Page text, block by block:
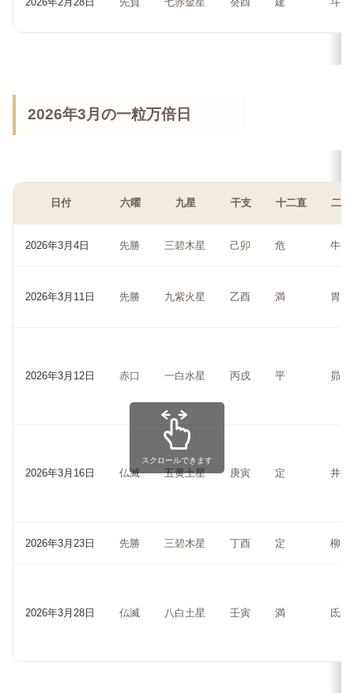
2026年3月の一粒万倍日
日付 六曜 九星 干支 十二直 二十
2026年3月4日 先勝 三碧木星 己卯 危 牛
2026年3月11日 先勝 九紫火星 乙酉 満 胃
2026年3月12日 赤口 一白水星 丙戌 平 昴
2026年3月16日 仏滅 五黄土星 庚寅 定 井
2026年3月23日 先勝 三碧木星 丁酉 定 柳
2026年3月28日 仏滅 八白土星 壬寅 満 氐
スクロールできます